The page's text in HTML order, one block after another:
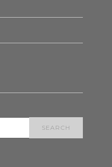
SEARCH